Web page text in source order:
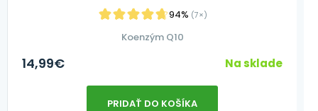
94% (7×)
Koenzým Q10
14,99€ Na sklade
PRIDAŤ DO KOŠÍKA